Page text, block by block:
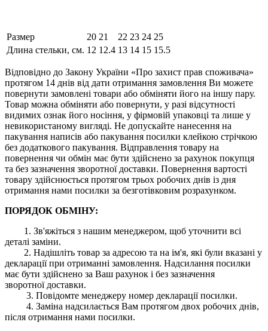
Размер 20 21 22 23 24 25
Длина стельки, см. 12 12.4 13 14 15 15.5
Відповідно до Закону України «Про захист прав споживача»
протягом 14 днів від дати отримання замовлення Ви можете
повернути замовлені товари або обміняти його на іншу пару.
Товар можна обміняти або повернути, у разі відсутності
видимих ​​ознак його носіння, у фірмовій упаковці та лише у
невикористаному вигляді. Не допускайте нанесення на
пакування написів або пакування посилки клейкою стрічкою
без додаткового пакування. Відправлення товару на
повернення чи обмін має бути здійснено за рахунок покупця
та без зазначення зворотної доставки. Повернення вартості
товару здійснюється протягом трьох робочих днів із дня
отримання нами посилки за безготівковим розрахунком.
ПОРЯДОК ОБМІНУ:
1. Зв'яжіться з нашим менеджером, щоб уточнити всі
деталі заміни.
2. Надішліть товар за адресою та на ім'я, які були вказані у
декларації при отриманні замовлення. Надсилання посилки
має бути здійснено за Ваш рахунок і без зазначення
зворотної доставки.
3. Повідомте менеджеру номер декларації посилки.
4. Заміна надсилається Вам протягом двох робочих днів,
після отримання нами посилки.